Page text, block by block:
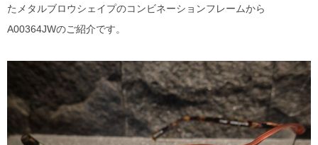
たメタルブロウシェイプのコンビネーションフレームから
A00364JWのご紹介です。
E5 eyevan
JACQUES MARIE MAGE
LINDBERG